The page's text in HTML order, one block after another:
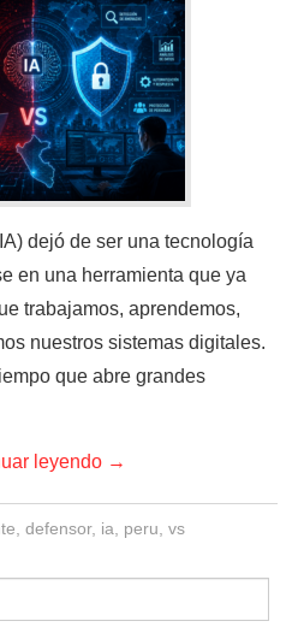
dejó de ser una tecnología
en una herramienta que ya
trabajamos, aprendemos,
nuestros sistemas digitales.
que abre grandes
leyendo →
defensor, ia peru vs